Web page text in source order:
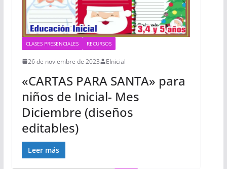
CLASES PRESENCIALES RECURSOS
26 de noviembre de 2023 EInicial
«CARTAS PARA SANTA» para
niños de Inicial- Mes
Diciembre (diseños
editables)
Leer más